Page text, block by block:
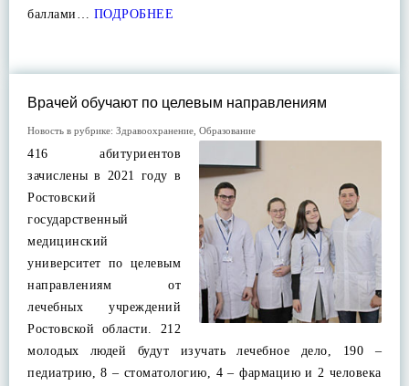
баллами… ПОДРОБНЕЕ
Врачей обучают по целевым направлениям
Новость в рубрике: Здравоохранение Образование
416 абитуриентов
зачислены в 2021 году в
Ростовский
государственный
медицинский
университет по целевым
направлениям от
лечебных учреждений
Ростовской области. 212
молодых людей будут изучать лечебное дело, 190 –
педиатрию, 8 – стоматологию, 4 – фармацию и 2 человека